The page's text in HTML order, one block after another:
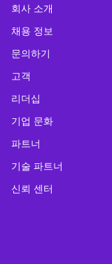
회사 소개
채용 정보
문의하기
고객
리더십
기업 문화
파트너
기술 파트너
신뢰 센터